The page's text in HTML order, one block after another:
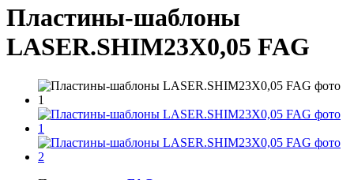
Пластины-шаблоны
LASER.SHIM23X0,05 FAG